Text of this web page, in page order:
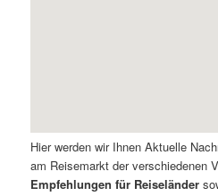
Hier werden wir Ihnen Aktuelle
am Reisemarkt der verschiedenen
Empfehlungen für Reiseländer